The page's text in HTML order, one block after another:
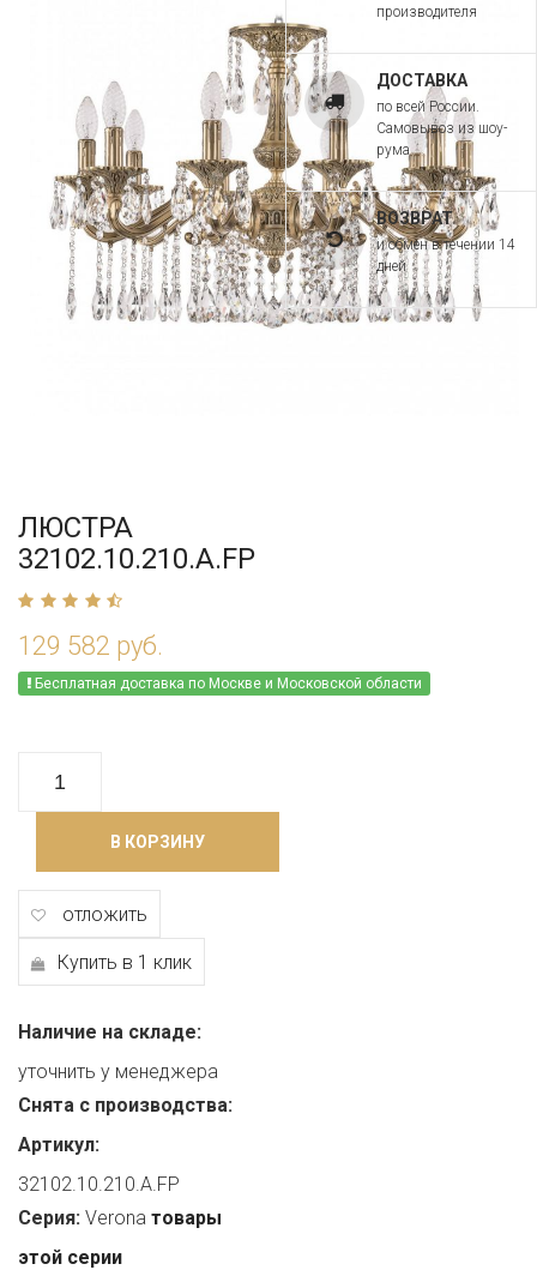
ЛЮСТРА
32102.10.210.A.FP
129 582 руб.
Бесплатная доставка по Москве и Московской области
В КОРЗИНУ
отложить
Купить в 1 клик
Наличие на складе:
уточнить у менеджера
Снята с производства:
Артикул:
32102.10.210.A.FP
Серия: Verona товары
этой серии
производителя
ДОСТАВКА
по всей России.
Самовывоз из шоу-
рума
ВОЗВРАТ
и обмен в течении 14
дней